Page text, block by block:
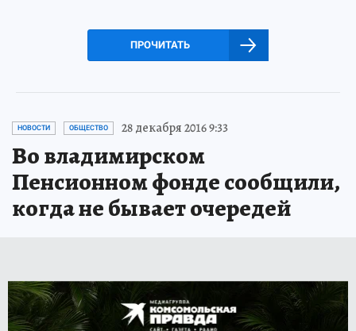
ПРОЧИТАТЬ
НОВОСТИ ОБЩЕСТВО 28 декабря 2016 9:33
Во владимирском
Пенсионном фонде сообщили,
когда не бывает очередей